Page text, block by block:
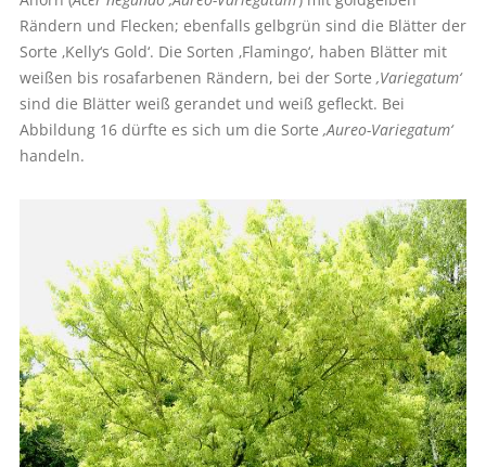
Rändern und Flecken; ebenfalls gelbgrün sind die Blätter der
Sorte ‚Kelly‘s Gold‘. Die Sorten ‚Flamingo‘, haben Blätter mit
weißen bis rosafarbenen Rändern, bei der Sorte ‚Variegatum‘
sind die Blätter weiß gerandet und weiß gefleckt. Bei
Abbildung 16 dürfte es sich um die Sorte ­ ‚Aureo-Variegatum‘
handeln.